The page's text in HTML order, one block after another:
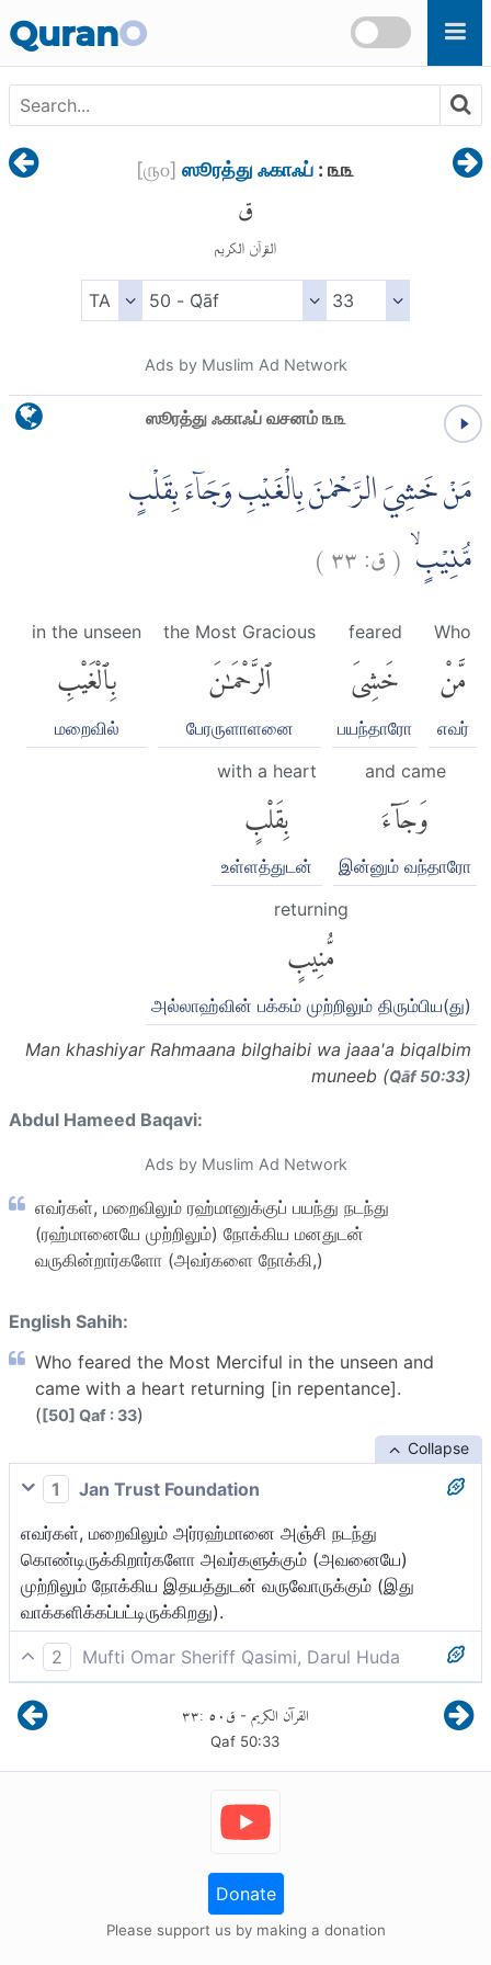
QuranO
[௫௦] ஸூரத்து ஃகாஃப் : ௩௩
ق
القرآن الكريم
Ads by Muslim Ad Network
ஸூரத்து ஃகாஃப் வசனம் ௩௩
مَنْ خَشِيَ الرَّحْمٰنَ بِالْغَيْبِ وَجَاۤءَ بِقَلْبٍ
مُّنِيْبٍۙ (ق:٣٣)
Who
مَّنْ
எவர்
feared
خَشِىَ
பயந்தாரோ
the Most Gracious
ٱلرَّحْمَٰنَ
பேரருளாளனை
in the unseen
بِٱلْغَيْبِ
மறைவில்
and came
وَجَآءَ
இன்னும் வந்தாரோ
with a heart
بِقَلْبٍ
உள்ளத்துடன்
returning
مُّنِيبٍ
அல்லாஹ்வின் பக்கம் முற்றிலும் திரும்பிய(து)
Man khashiyar Rahmaana bilghaibi wa jaaa'a biqalbim
muneeb (Q̈āf 50:33)
Abdul Hameed Baqavi:
Ads by Muslim Ad Network
எவர்கள், மறைவிலும் ரஹ்மானுக்குப் பயந்து நடந்து
(ரஹ்மானையே முற்றிலும்) நோக்கிய மனதுடன்
வருகின்றார்களோ (அவர்களை நோக்கி,)
English Sahih:
Who feared the Most Merciful in the unseen and
came with a heart returning [in repentance].
([50] Qaf : 33)
Collapse
1
Jan Trust Foundation
எவர்கள், மறைவிலும் அர்ரஹ்மானை அஞ்சி நடந்து
கொண்டிருக்கிறார்களோ அவர்களுக்கும் (அவனையே)
முற்றிலும் நோக்கிய இதயத்துடன் வருவோருக்கும் (இது
வாக்களிக்கப்பட்டிருக்கிறது).
2
Mufti Omar Sheriff Qasimi, Darul Huda
ரஹ்மானை எவர் மறைவில் பயந்து (பாவங்களை விட்டு விலகி,)
அல்லாஹ்வின் பக்கம் முற்றிலும் திரும்பிய உள்ளத்துடன்
வந்தாரோ அவருக்காக (சொர்க்கம் வாக்களிக்கப்படுகிறது).
القرآن الكريم - ق٥٠:٣٣
Qaf 50:33
Donate
Please support us by making a donation